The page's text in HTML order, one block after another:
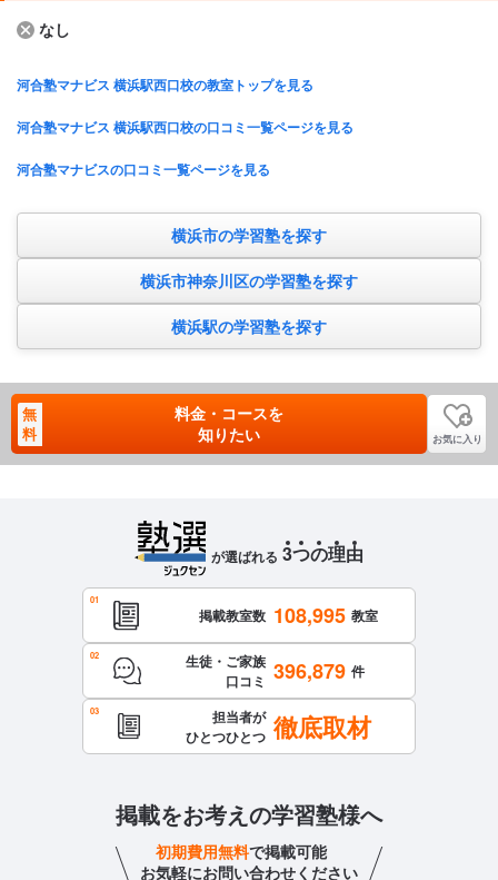
なし
河合塾マナビス 横浜駅西口校の教室トップを見る
河合塾マナビス 横浜駅西口校の口コミ一覧ページを見る
河合塾マナビスの口コミ一覧ページを見る
横浜市の学習塾を探す
横浜市神奈川区の学習塾を探す
横浜駅の学習塾を探す
無
料
料金・コースを
知りたい
お気に入り
が選ばれる 3つの理由
掲載教室数 108,995 教室
生徒・ご家族
口コミ 396,879 件
担当者が
ひとつひとつ 徹底取材
掲載をお考えの学習塾様へ
初期費用無料で掲載可能
お気軽にお問い合わせください